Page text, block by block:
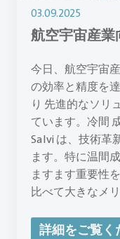
03.09.2025
航空宇宙産業
今日、航空宇宙
の効率と精度を
り 先進的なソリ
ています。冷間
Salvi は、技術革
ます。特に温間
ますます重要性
比べて大きなメ
詳細をご覧く